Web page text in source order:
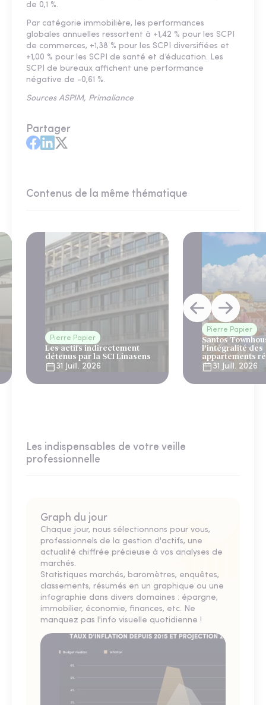
de 0,1 %.
Par catégorie immobilière, les performances
globales annuelles ressortent à +1,42 % pour les SCPI
de commerces, +1,38 % pour les SCPI diversifiées et
+1,00 % pour les SCPI de santé et d’éducation. Les
SCPI de bureaux affichent une performance
négative de -0,61 %.
Sources ASPIM, Primaliance
Partager
Contenus de la même thématique
Pierre Papier
Les actifs indirectement
détenus par la SCI Linasens
31 Juill. 2026
Pierre Papier
Santos
l’intégralité des
appartements
Lisbonne
31 Juill. 2026
Les indispensables de votre veille
professionnelle
Graph du jour
Chaque jour, nous sélectionnons pour vous,
professionnels de la gestion d'actifs, une
actualité chiffrée précieuse à vos analyses de
marchés.
Statistiques marchés, baromètres, enquêtes,
classements, résumés en un graphique ou une
infographie dans divers domaines : épargne,
immobilier, économie, finances, etc. Ne
manquez pas l'info visuelle quotidienne !